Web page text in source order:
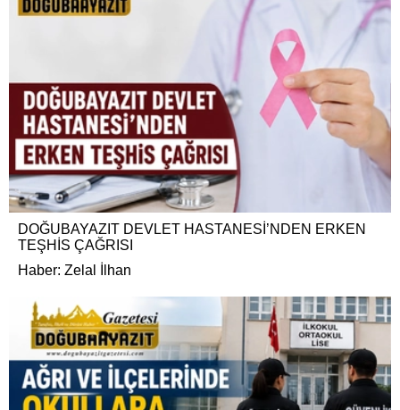
DOĞUBAYAZIT DEVLET HASTANESİ’NDEN ERKEN
TEŞHİS ÇAĞRISI
Haber: Zelal İlhan